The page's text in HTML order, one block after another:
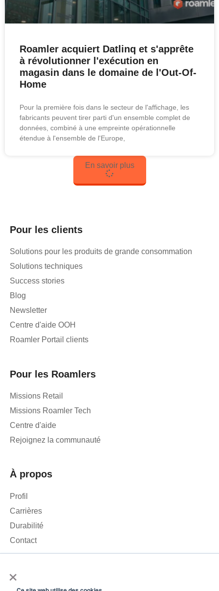
×
Nous utilisons des cookies pour analyser le trafic sur notre site
web et améliorer votre expérience. En cliquant sur « Accepter »,
Roamler acquiert Datlinq et s'apprête
à révolutionner l'exécution en
magasin dans le domaine de l'Out-Of-
Home
Pour la première fois dans le secteur de l'affichage, les
fabricants peuvent tirer parti d'un ensemble complet de
données, combiné à une empreinte opérationnelle
étendue à l'ensemble de l'Europe,
En savoir plus
Pour les clients
Solutions pour les produits de grande consommation
Solutions techniques
Success stories
Blog
Newsletter
Centre d'aide OOH
Roamler Portail clients
Pour les Roamlers
Missions Retail
Missions Roamler Tech
Centre d'aide
Rejoignez la communauté
À propos
Profil
Carrières
Durabilité
Contact